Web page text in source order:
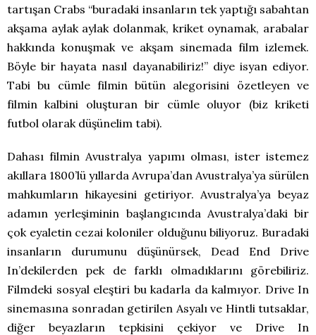
tartışan Crabs “buradaki insanların tek yaptığı sabahtan
akşama aylak aylak dolanmak, kriket oynamak, arabalar
hakkında konuşmak ve akşam sinemada film izlemek.
Böyle bir hayata nasıl dayanabiliriz!” diye isyan ediyor.
Tabi bu cümle filmin bütün alegorisini özetleyen ve
filmin kalbini oluşturan bir cümle oluyor (biz kriketi
futbol olarak düşünelim tabi).
Dahası filmin Avustralya yapımı olması, ister istemez
akıllara 1800’lü yıllarda Avrupa’dan Avustralya’ya sürülen
mahkumların hikayesini getiriyor. Avustralya’ya beyaz
adamın yerleşiminin başlangıcında Avustralya’daki bir
çok eyaletin cezai koloniler olduğunu biliyoruz. Buradaki
insanların durumunu düşünürsek, Dead End Drive
In’dekilerden pek de farklı olmadıklarını görebiliriz.
Filmdeki sosyal eleştiri bu kadarla da kalmıyor. Drive In
sinemasına sonradan getirilen Asyalı ve Hintli tutsaklar,
diğer beyazların tepkisini çekiyor ve Drive In